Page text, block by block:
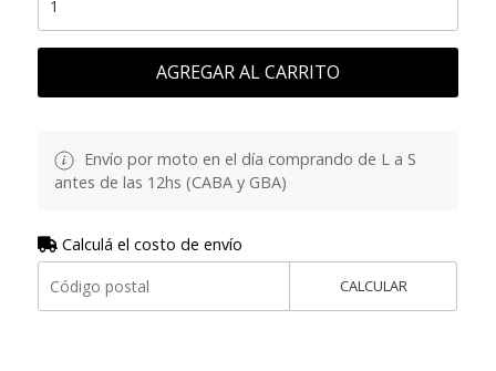
AGREGAR AL CARRITO
Envío por moto en el día comprando de L a S
antes de las 12hs (CABA y GBA)
Calculá el costo de envío
CALCULAR